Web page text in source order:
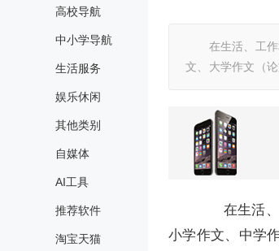
高校导航
中小学导航
生活服务
娱乐休闲
其他类别
自媒体
AI工具
推荐软件
淘宝天猫
在生活、工作
文、大学作文（
在生活、
小学作文、中学